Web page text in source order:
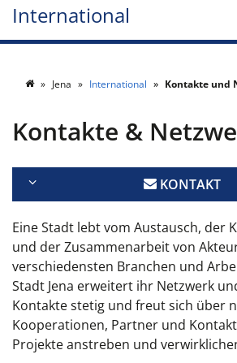
International
Jena International Kontakte und
Kontakte &
KONTAKT
Eine Stadt lebt vom Austausch, der
und der Zusammenarbeit von
verschiedensten Branchen und
Stadt Jena erweitert ihr Netzwerk
Kontakte stetig und freut sich über
Kooperationen, Partner und
Projekte anstreben und